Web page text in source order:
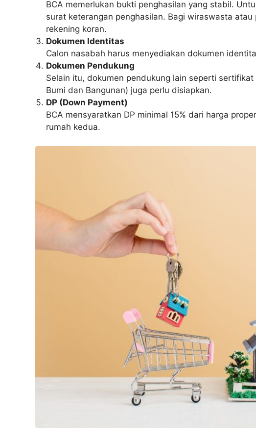
BCA memerlukan bukti penghasilan yang stabil.
surat keterangan penghasilan. Bagi wiraswasta
rekening koran.
Dokumen Identitas
Calon nasabah harus menyediakan dokumen
Dokumen Pendukung
Selain itu, dokumen pendukung lain seperti
Bumi dan Bangunan) juga perlu disiapkan.
DP (Down Payment)
BCA mensyaratkan DP minimal 15% dari harga
rumah kedua.